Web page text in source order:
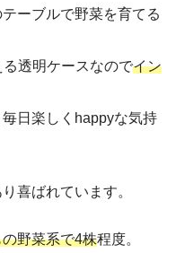
ーブルで野菜を育てる
る透明ケースなのでイン
日楽しくhappyな気持
喜ばれています。
野菜系で4株程度。